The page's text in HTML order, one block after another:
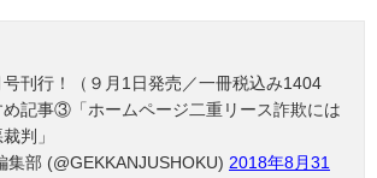
号刊行！（９月1日発売／一冊税込み1404
め記事③「ホームページ二重リース詐欺には
判」
部 (@GEKKANJUSHOKU) 2018年8月31